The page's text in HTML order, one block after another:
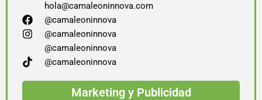
hola@camaleoninnova.com
@camaleoninnova
@camaleoninnova
@camaleoninnova
@camaleoninnova
Marketing y Publicidad